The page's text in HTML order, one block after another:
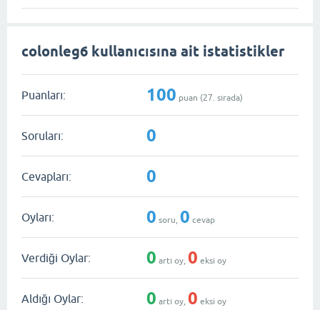
colonleg6 kullanıcısına ait istatistikler
Puanları: 100 puan (27 . sırada)
Soruları: 0
Cevapları: 0
Oyları: 0 soru, 0 cevap
Verdiği Oylar: 0 artı oy, 0 eksi oy
Aldığı Oylar: 0 artı oy, 0 eksi oy